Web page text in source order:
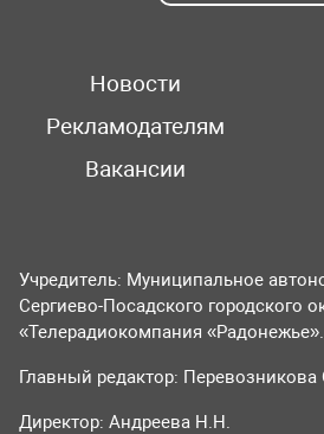
Новости
Рекламодателям
Вакансии
Учредитель: Муниципальное
Сергиево-Посадского городского
«Телерадиокомпания «Радонежье».
Главный редактор: Перевозникова
Директор: Андреева Н.Н.